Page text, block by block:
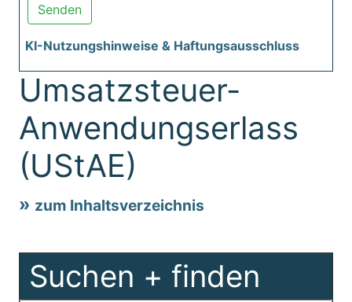
Senden
KI-Nutzungshinweise & Haftungsausschluss
Umsatzsteuer-
Anwendungserlass
(UStAE)
zum Inhaltsverzeichnis
Suchen + finden